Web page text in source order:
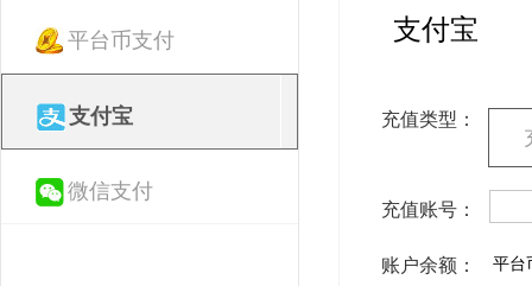
平台币支付
支付宝
微信支付
支付宝
充值类型：
充值账号：
账户余额： 平